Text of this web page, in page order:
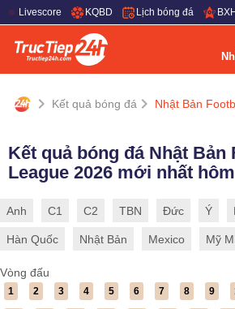
Livescore KQBD Lịch bóng đá BXH
Kết quả bóng đá Nhật Bản
Kết quả bóng đá Nhật Bản
League 2026 mới nhất
Anh C1 C2 TBN Đức Ý
Hàn Quốc Nhật Bản Mexico Mỹ
Vòng đấu
1 2 3 4 5 6 7 8 9